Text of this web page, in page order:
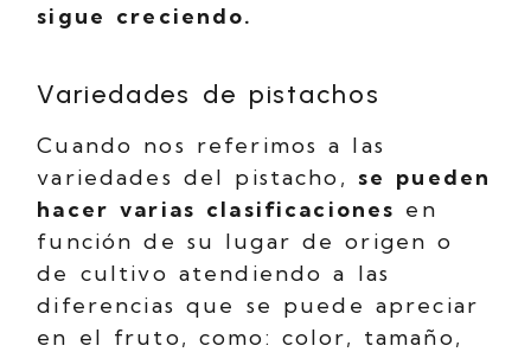
sigue creciendo.
Variedades de pistachos
Cuando nos referimos a las
variedades del pistacho, se pueden
hacer varias clasificaciones en
función de su lugar de origen o
de cultivo atendiendo a las
diferencias que se puede apreciar
en el fruto, como: color, tamaño,